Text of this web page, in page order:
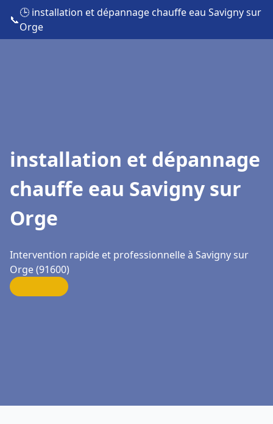
📞
🕒 installation et dépannage chauffe eau Savigny sur
Orge
installation et dépannage
chauffe eau Savigny sur
Orge
Intervention rapide et professionnelle à Savigny sur
Orge (91600)